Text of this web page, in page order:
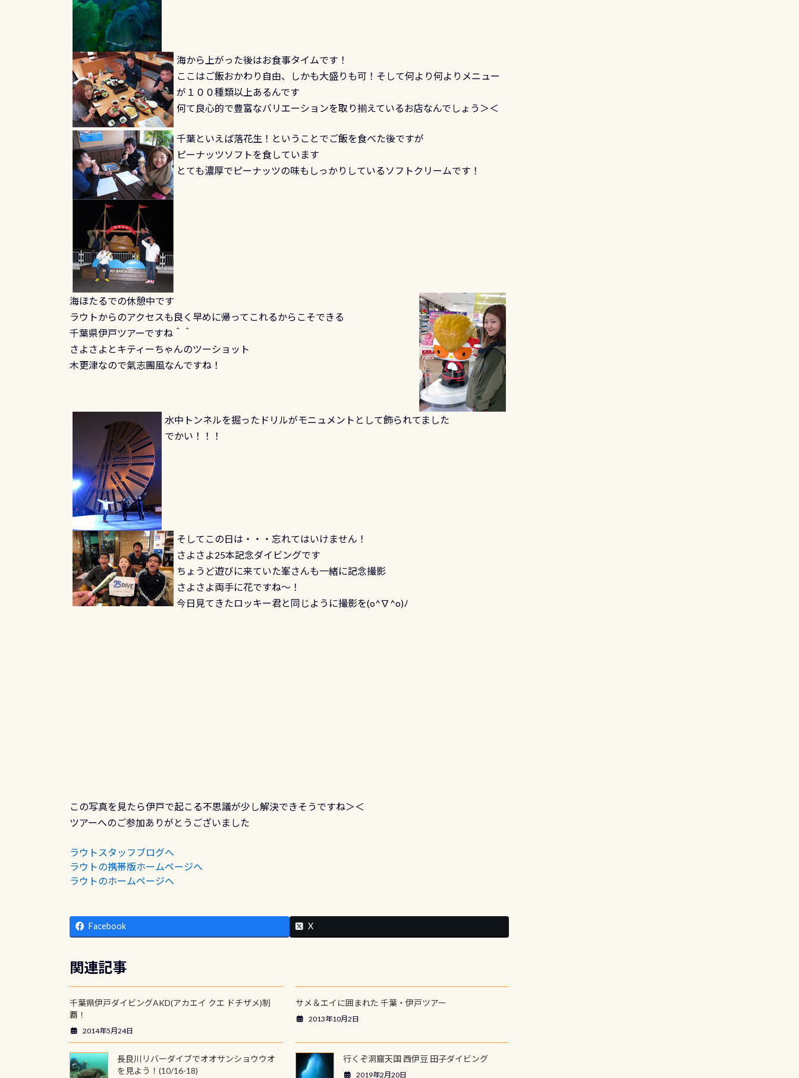
海から上がった後はお食事タイムです！
ここはご飯おかわり自由、しかも大盛りも可！そして何より何よりメニュー
が１００種類以上あるんです
何て良心的で豊富なバリエーションを取り揃えているお店なんでしょう＞＜
千葉といえば落花生！ということでご飯を食べた後ですが
ピーナッツソフトを食しています
とても濃厚でピーナッツの味もしっかりしているソフトクリームです！
海ほたるでの休憩中です
ラウトからのアクセスも良く早めに帰ってこれるからこそできる
千葉県伊戸ツアーですね＾＾
さよさよとキティーちゃんのツーショット
木更津なので氣志團風なんですね！
水中トンネルを掘ったドリルがモニュメントとして飾られてました
でかい！！！
そしてこの日は・・・忘れてはいけません！
さよさよ25本記念ダイビングです
ちょうど遊びに来ていた峯さんも一緒に記念撮影
さよさよ両手に花ですね～！
今日見てきたロッキー君と同じように撮影を(o^∇^o)ﾉ
この写真を見たら伊戸で起こる不思議が少し解決できそうですね＞＜
ツアーへのご参加ありがとうございました
ラウトスタッフブログへ
ラウトの携帯版ホームページへ
ラウトのホームページへ
Facebook X
関連記事
千葉県伊戸ダイビングAKD(アカエイ クエ ドチザメ)制
覇！
2014年5月24日
サメ＆エイに囲まれた 千葉・伊戸ツアー
2013年10月2日
長良川リバーダイブでオオサンショウウオ
を見よう！(10/16-18)
行くぞ洞窟天国 西伊豆 田子ダイビング
2019年2月20日